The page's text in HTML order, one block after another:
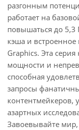
разгонным
работает на
повышаться до 5,3
кэша и встроенное
Graphics. Эта
мощности и
способная
запросы
контентмейкеров,
азартных
Завоевывайте